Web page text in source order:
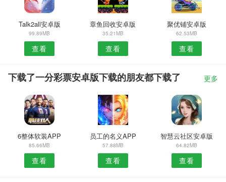
Talk2all安卓版
99.89MB
查看
章鱼回收安卓版
35.21MB
查看
聚优铺安卓版
62.53MB
查看
下载了一分彩票安卓版下载的朋友都下载了 更多
6整体软装APP
85.66MB
查看
员工的名义APP
57.88MB
查看
智慧云社区安卓版
64.82MB
查看